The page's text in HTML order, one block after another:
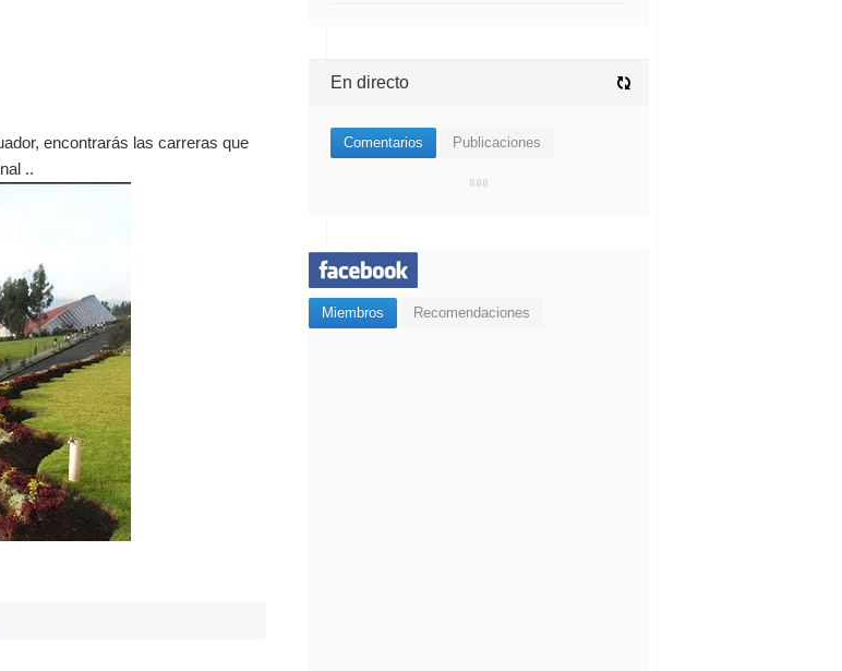
encontrarás las carreras que
..
En directo
Comentarios Publicaciones
Miembros Recomendaciones